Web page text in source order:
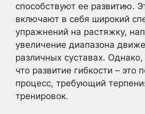
способствуют ее развитию.
включают в себя широкий
упражнений на растяжку,
увеличение диапазона
различных суставах.
что развитие гибкости – это
процесс, требующий
тренировок.